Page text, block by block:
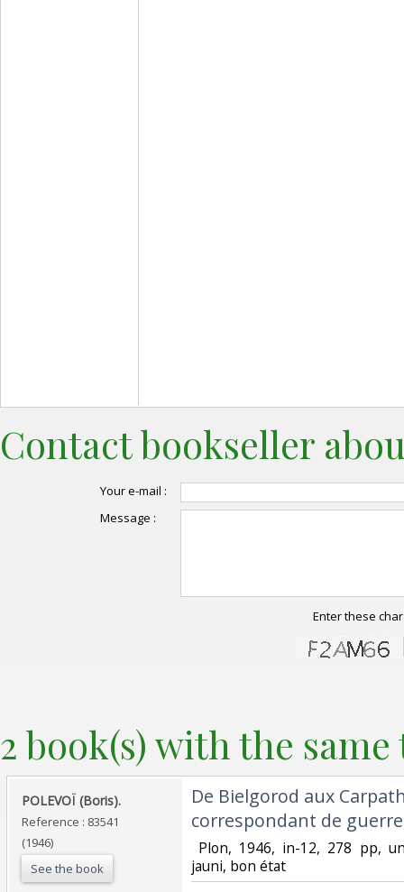
Contact bookseller
Your e-mail :
Message :
Enter these
2 book(s) with the
‎POLEVOÏ (Boris).‎
Reference : 83541
(1946)
See the book
‎De Bielgorod aux
correspondant de
Plon, 1946, in-12, 278 pp,
jauni, bon état‎